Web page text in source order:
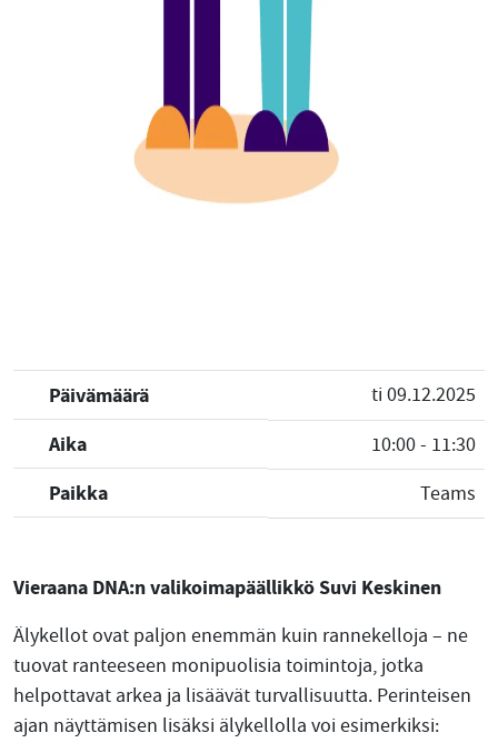
Päivämäärä
ti 09.12.2025
Aika
10:00 - 11:30
Paikka
Teams
Vieraana DNA:n valikoimapäällikkö Suvi Keskinen
Älykellot ovat paljon enemmän kuin rannekelloja – ne
tuovat ranteeseen monipuolisia toimintoja, jotka
helpottavat arkea ja lisäävät turvallisuutta. Perinteisen
ajan näyttämisen lisäksi älykellolla voi esimerkiksi: